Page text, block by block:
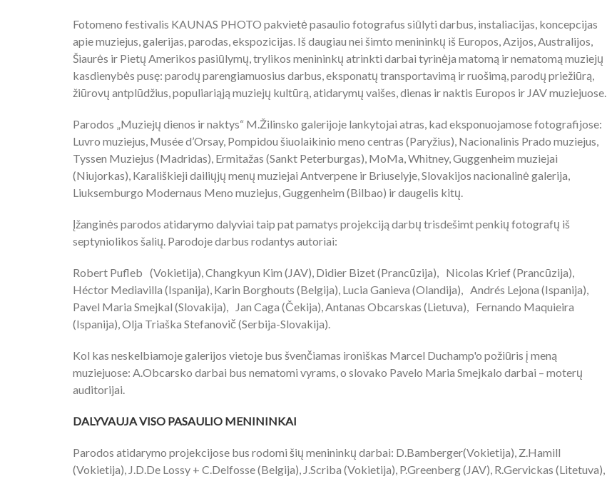
Fotomeno festivalis KAUNAS PHOTO pakvietė pasaulio fotografus siūlyti darbus, instaliacijas, koncepcijas
apie muziejus, galerijas, parodas, ekspozicijas. Iš daugiau nei šimto menininkų iš Europos, Azijos, Australijos,
Šiaurės ir Pietų Amerikos pasiūlymų, trylikos menininkų atrinkti darbai tyrinėja matomą ir nematomą muziejų
kasdienybės pusę: parodų parengiamuosius darbus, eksponatų transportavimą ir ruošimą, parodų priežiūrą,
žiūrovų antplūdžius, populiariąją muziejų kultūrą, atidarymų vaišes, dienas ir naktis Europos ir JAV muziejuose.
Parodos „Muziejų dienos ir naktys“ M.Žilinsko galerijoje lankytojai atras, kad eksponuojamose fotografijose:
Luvro muziejus, Musée d’Orsay, Pompidou šiuolaikinio meno centras (Paryžius), Nacionalinis Prado muziejus,
Tyssen Muziejus (Madridas), Ermitažas (Sankt Peterburgas), MoMa, Whitney, Guggenheim muziejai
(Niujorkas), Karališkieji dailiųjų menų muziejai Antverpene ir Briuselyje, Slovakijos nacionalinė galerija,
Liuksemburgo Modernaus Meno muziejus, Guggenheim (Bilbao) ir daugelis kitų.
Įžanginės parodos atidarymo dalyviai taip pat pamatys projekciją darbų trisdešimt penkių fotografų iš
septyniolikos šalių. Parodoje darbus rodantys autoriai:
Robert Pufleb (Vokietija), Changkyun Kim (JAV), Didier Bizet (Prancūzija), Nicolas Krief (Prancūzija),
Héctor Mediavilla (Ispanija), Karin Borghouts (Belgija), Lucia Ganieva (Olandija), Andrés Lejona (Ispanija),
Pavel Maria Smejkal (Slovakija), Jan Caga (Čekija), Antanas Obcarskas (Lietuva), Fernando Maquieira
(Ispanija), Olja Triaška Stefanovič (Serbija-Slovakija).
Kol kas neskelbiamoje galerijos vietoje bus švenčiamas ironiškas Marcel Duchamp'o požiūris į meną
muziejuose: A.Obcarsko darbai bus nematomi vyrams, o slovako Pavelo Maria Smejkalo darbai – moterų
auditorijai.
DALYVAUJA VISO PASAULIO MENININKAI
Parodos atidarymo projekcijose bus rodomi šių menininkų darbai: D.Bamberger(Vokietija), Z.Hamill
(Vokietija), J.D.De Lossy + C.Delfosse (Belgija), J.Scriba (Vokietija), P.Greenberg (JAV), R.Gervickas (Litetuva),